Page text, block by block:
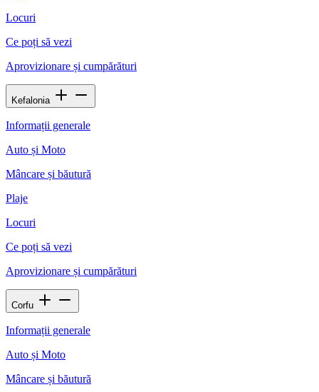
Locuri
Ce poți să vezi
Aprovizionare și cumpărături
Kefalonia
Informații generale
Auto și Moto
Mâncare și băutură
Plaje
Locuri
Ce poți să vezi
Aprovizionare și cumpărături
Corfu
Informații generale
Auto și Moto
Mâncare și băutură